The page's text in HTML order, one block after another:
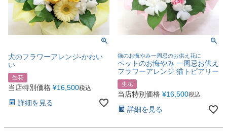
犬のフラワーアレンジ-かわい
い
生花
当店特別価格 ¥16,500税込
詳細を見る
猫のお悔やみ一周忌のお供え花に
ペットのお悔やみ 一周忌お供え
フラワーアレンジ 猫トピアリー
生花
当店特別価格 ¥16,500税込
詳細を見る